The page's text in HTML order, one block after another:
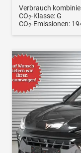
Verbrauch
CO2-Klasse:G
CO2-Emissionen: